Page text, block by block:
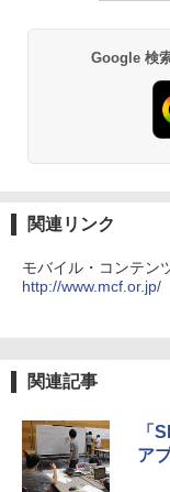
Google 検
関連リンク
モバイル・コンテン
http://www.mcf.or.jp/
関連記事
「
ア